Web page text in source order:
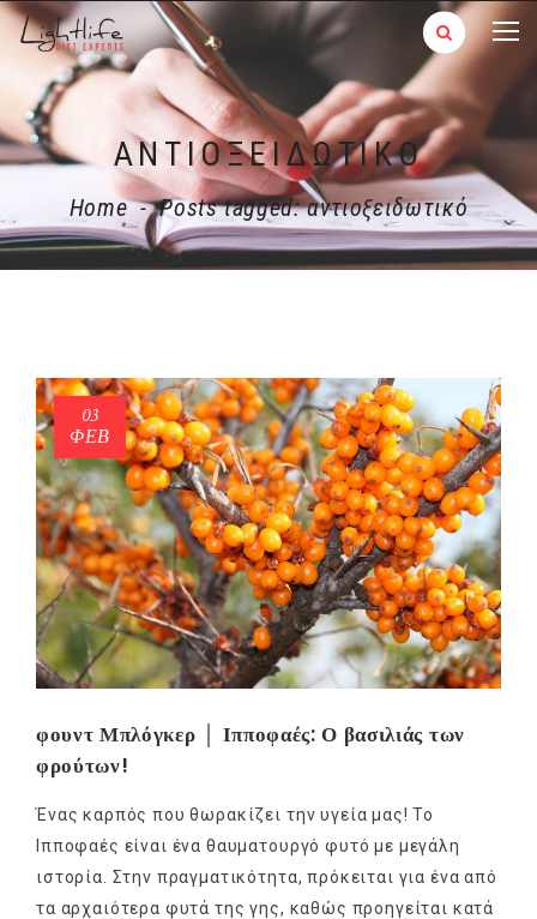
ΑΝΤΙΟΞΕΙΔΩΤΙΚΌ
Home - Posts tagged: αντιοξειδωτικό
03
ΦΕΒ
φουντ Μπλόγκερ │ Ιπποφαές: Ο βασιλιάς των
φρούτων!
Ένας καρπός που θωρακίζει την υγεία μας! Το
Ιπποφαές είναι ένα θαυματουργό φυτό με μεγάλη
ιστορία. Στην πραγματικότητα, πρόκειται για ένα από
τα αρχαιότερα φυτά της γης, καθώς προηγείται κατά